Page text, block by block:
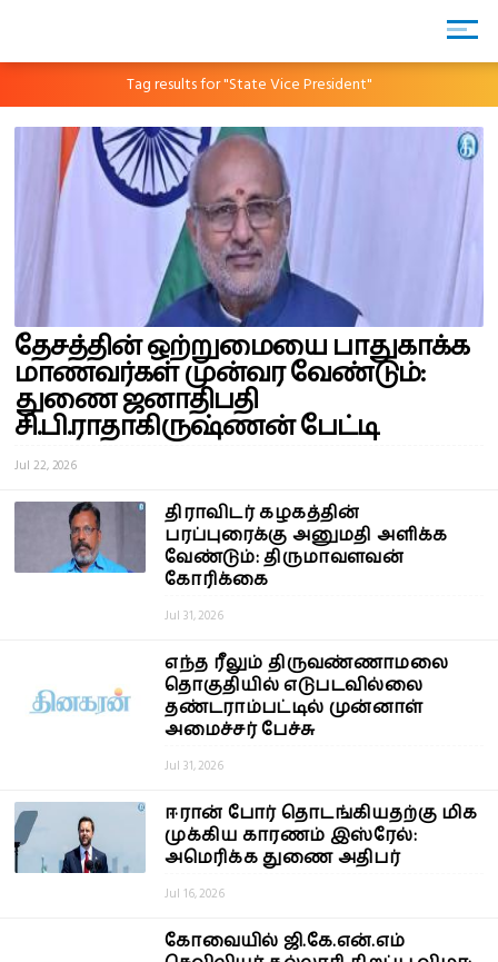
Tag results for "State Vice President"
தேசத்தின் ஒற்றுமையை பாதுகாக்க
மாணவர்கள் முன்வர வேண்டும்:
துணை ஜனாதிபதி
சி.பி.ராதாகிருஷ்ணன் பேட்டி
Jul 22, 2026
திராவிடர் கழகத்தின்
பரப்புரைக்கு அனுமதி அளிக்க
வேண்டும்: திருமாவளவன்
கோரிக்கை
Jul 31, 2026
எந்த ரீலும் திருவண்ணாமலை
தொகுதியில் எடுபடவில்லை
தண்டராம்பட்டில் முன்னாள்
அமைச்சர் பேச்சு
Jul 31, 2026
ஈரான் போர் தொடங்கியதற்கு மிக
முக்கிய காரணம் இஸ்ரேல்:
அமெரிக்க துணை அதிபர்
Jul 16, 2026
கோவையில் ஜி.கே.என்.எம்